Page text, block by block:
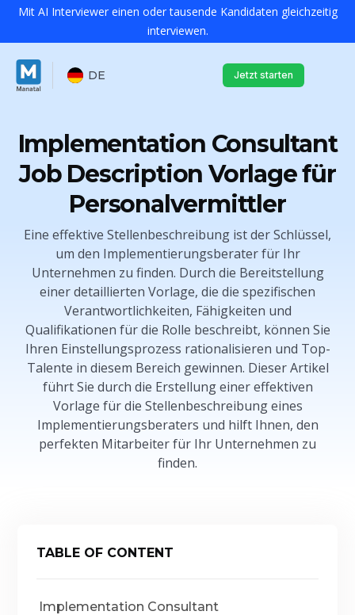
Mit AI Interviewer einen oder tausende Kandidaten gleichzeitig
interviewen.
DE Jetzt starten
Implementation Consultant
Job Description Vorlage für
Personalvermittler
Eine effektive Stellenbeschreibung ist der Schlüssel,
um den Implementierungsberater für Ihr
Unternehmen zu finden. Durch die Bereitstellung
einer detaillierten Vorlage, die die spezifischen
Verantwortlichkeiten, Fähigkeiten und
Qualifikationen für die Rolle beschreibt, können Sie
Ihren Einstellungsprozess rationalisieren und Top-
Talente in diesem Bereich gewinnen. Dieser Artikel
führt Sie durch die Erstellung einer effektiven
Vorlage für die Stellenbeschreibung eines
Implementierungsberaters und hilft Ihnen, den
perfekten Mitarbeiter für Ihr Unternehmen zu
finden.
TABLE OF CONTENT
Implementation Consultant